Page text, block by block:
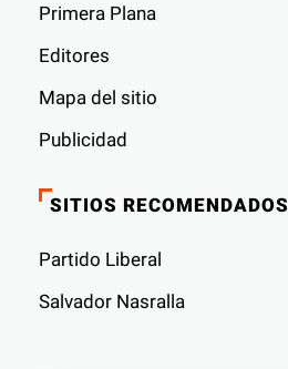
Primera Plana
Editores
Mapa del sitio
Publicidad
SITIOS RECOMENDADOS
Partido Liberal
Salvador Nasralla